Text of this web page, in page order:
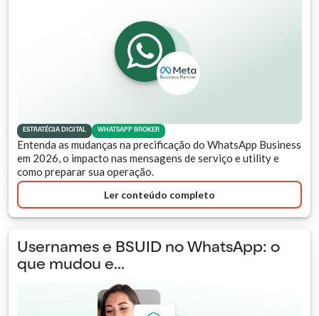
ESTRATÉGIA DIGITAL WHATSAPP BROKER
Entenda as mudanças na precificação do WhatsApp Business
em 2026, o impacto nas mensagens de serviço e utility e
como preparar sua operação.
Ler conteúdo completo
Usernames e BSUID no WhatsApp: o
que mudou e...